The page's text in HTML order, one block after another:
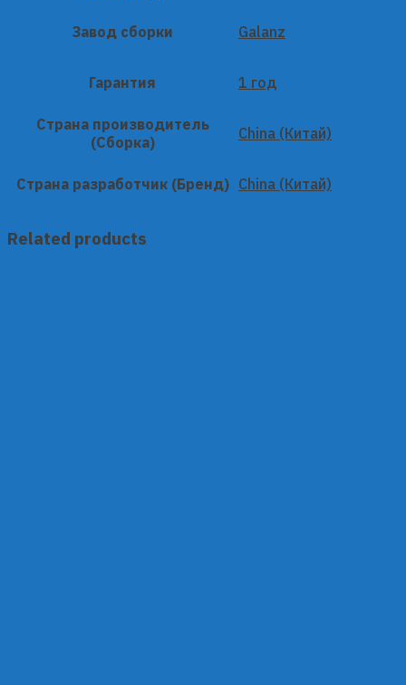
Завод сборки Galanz
Гарантия 1 год
Страна производитель
(Сборка)
China (Китай)
Страна разработчик (Бренд) China (Китай)
Related products